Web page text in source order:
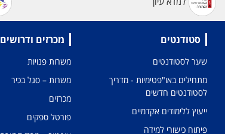
סטודנטים
שער לסטודנטים
מתחילים באו"פטימיות - מדריך
לסטודנטים חדשים
ייעוץ ללימודים אקדמיים
פיתוח כישורי למידה
מכרזים ודרושים
משרות פנויות
משרות – סגל בכיר
מכרזים
פורטל ספקים